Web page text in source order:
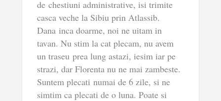
de chestiuni administrative, isi trimite
casca veche la Sibiu prin Atlassib.
Dana inca doarme, noi ne uitam in
tavan. Nu stim la cat plecam, nu avem
un traseu prea lung astazi, iesim iar pe
strazi, dar Florenta nu ne mai zambeste.
Suntem plecati numai de 6 zile, si ne
simtim ca plecati de o luna. Poate si